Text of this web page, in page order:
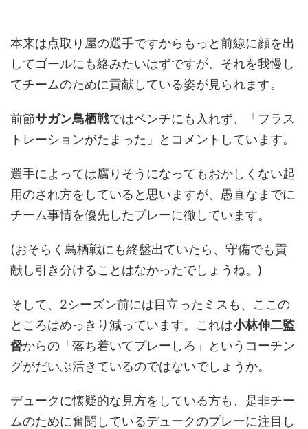
本来は点取り屋の選手ですからもっと前線に顔を出
してゴールにも絡みたいはずですが、それを我慢し
てチームのために貢献している姿が見られます。
前節サガン鳥栖戦ではベンチにも入れず、「フラス
トレーションがたまった」とコメントしています。
選手によっては腐りそうになってもおかしくない起
用のされ方をしていると思いますが、愚直なまでに
チーム事情を優先したプレーに徹しています。
(おそらく鳥栖戦にも終盤出ていたら、守備でも貢
献し引き分けることはなかったでしょうね。)
そして、2シーズン前には目立ったミスも、ここの
ところはめっきり減っています。これは小林伸二監
督からの「落ち着いてプレーしろ」というコーチン
グがだいぶ活きているのではないでしょうか。
デュークに懐疑的な見方をしている方も、是非チー
ムのために奮闘しているデュークのプレーに注目し